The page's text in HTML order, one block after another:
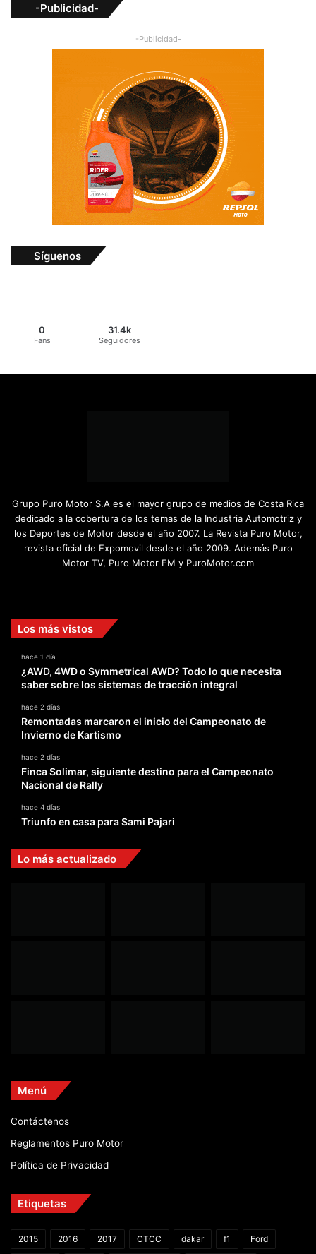
-Publicidad-
-Publicidad-
Síguenos
0
Fans
31.4k
Seguidores
Grupo Puro Motor S.A es el mayor grupo de medios de Costa Rica
dedicado a la cobertura de los temas de la Industria Automotriz y
los Deportes de Motor desde el año 2007. La Revista Puro Motor,
revista oficial de Expomovil desde el año 2009. Además Puro
Motor TV, Puro Motor FM y PuroMotor.com
Los más vistos
hace 1 día
¿AWD, 4WD o Symmetrical AWD? Todo lo que necesita
saber sobre los sistemas de tracción integral
hace 2 días
Remontadas marcaron el inicio del Campeonato de
Invierno de Kartismo
hace 2 días
Finca Solimar, siguiente destino para el Campeonato
Nacional de Rally
hace 4 días
Triunfo en casa para Sami Pajari
Lo más actualizado
Menú
Contáctenos
Reglamentos Puro Motor
Política de Privacidad
Etiquetas
2015 2016 2017 CTCC dakar f1 Ford